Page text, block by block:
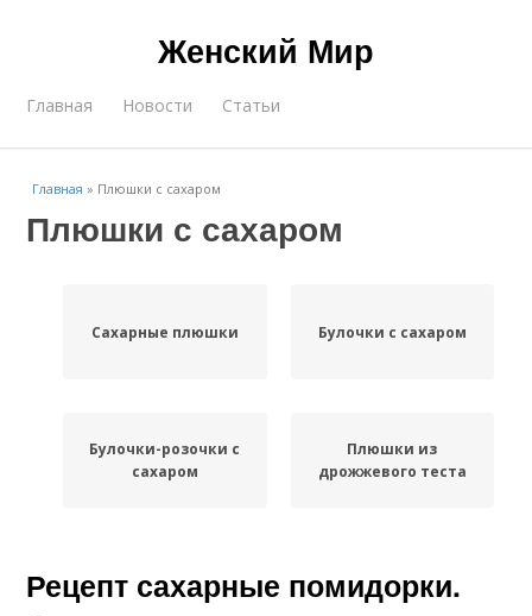
Женский Мир
Главная Новости Статьи
Главная » Плюшки с сахаром
Плюшки с сахаром
Сахарные плюшки Булочки с сахаром
Булочки-розочки с
сахаром
Плюшки из
дрожжевого теста
Рецепт сахарные помидорки.